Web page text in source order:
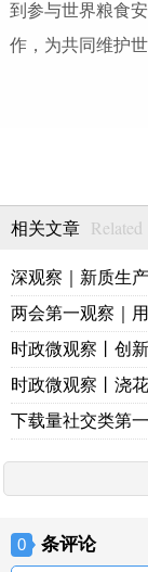
到参与世界粮食
作，为共同维护
相关文章 Related
深观察｜新质生
两会第一观察｜
时政微观察丨创
时政微观察丨浇
下载量社交类第
0 条评论